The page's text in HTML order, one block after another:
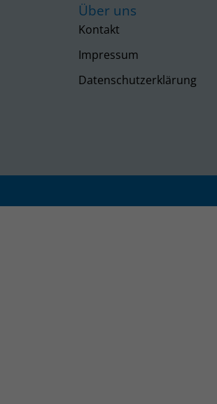
Über uns
Kontakt
Impressum
Datenschutzerklärung